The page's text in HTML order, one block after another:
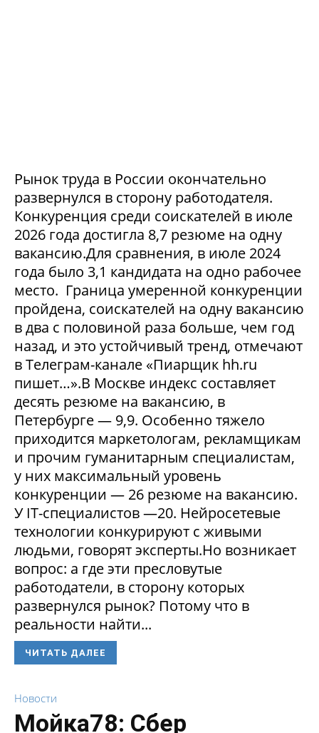
Рынок труда в России окончательно
развернулся в сторону работодателя.
Конкуренция среди соискателей в июле
2026 года достигла 8,7 резюме на одну
вакансию.Для сравнения, в июле 2024
года было 3,1 кандидата на одно рабочее
место. Граница умеренной конкуренции
пройдена, соискателей на одну вакансию
в два с половиной раза больше, чем год
назад, и это устойчивый тренд, отмечают
в Телеграм-канале «Пиарщик hh.ru
пишет…».В Москве индекс составляет
десять резюме на вакансию, в
Петербурге — 9,9. Особенно тяжело
приходится маркетологам, рекламщикам
и прочим гуманитарным специалистам,
у них максимальный уровень
конкуренции — 26 резюме на вакансию.
У IT-специалистов —20. Нейросетевые
технологии конкурируют с живыми
людьми, говорят эксперты.Но возникает
вопрос: а где эти пресловутые
работодатели, в сторону которых
развернулся рынок? Потому что в
реальности найти...
ЧИТАТЬ ДАЛЕЕ
Новости
Мойка78: Сбер